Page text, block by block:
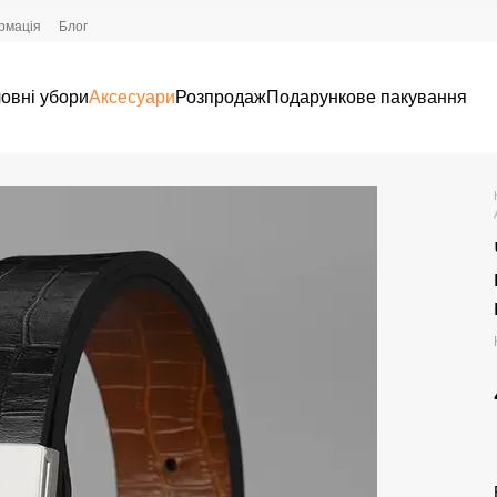
Блог
убориАксесуариРозпродажПодарункове пакування